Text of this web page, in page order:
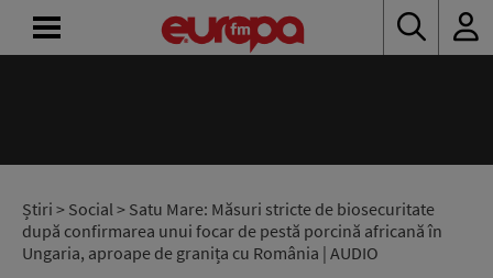
Știri > Social> Satu Mare: Măsuri stricte de biosecuritate
după confirmarea unui focar de pestă porcină africană în
Ungaria, aproape de granița cu România | AUDIO
RADIO
CONCURSURI